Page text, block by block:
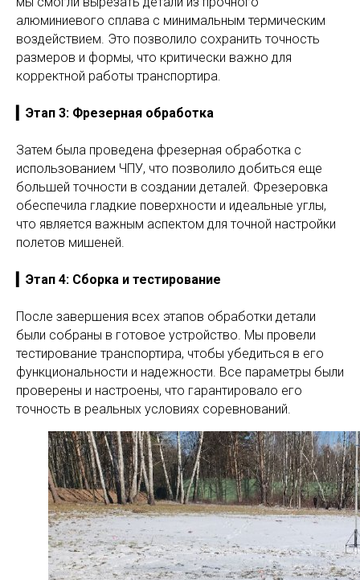
алюминиевого сплава с минимальным термическим
воздействием. Это позволило сохранить точность
размеров и формы, что критически важно для
корректной работы транспортира.
▎Этап 3: Фрезерная обработка
Затем была проведена фрезерная обработка с
использованием ЧПУ, что позволило добиться еще
большей точности в создании деталей. Фрезеровка
обеспечила гладкие поверхности и идеальные углы,
что является важным аспектом для точной настройки
полетов мишеней.
▎Этап 4: Сборка и тестирование
После завершения всех этапов обработки детали
были собраны в готовое устройство. Мы провели
тестирование транспортира, чтобы убедиться в его
функциональности и надежности. Все параметры были
проверены и настроены, что гарантировало его
точность в реальных условиях соревнований.